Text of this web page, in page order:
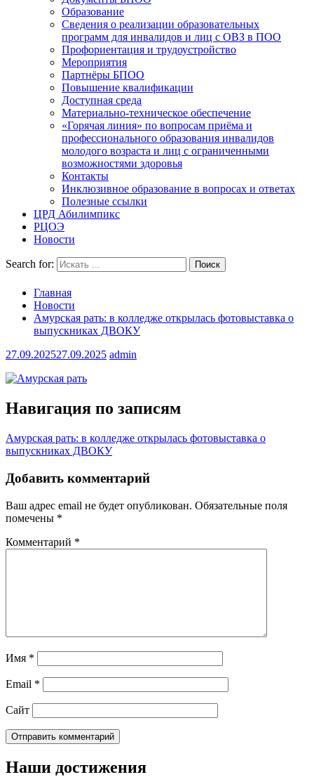
Образование
Сведения о реализации образовательных
программ для инвалидов и лиц с ОВЗ в ПОО
Профориентация и трудоустройство
Мероприятия
Партнёры БПОО
Повышение квалификации
Доступная среда
Материально-техническое обеспечение
«Горячая линия» по вопросам приёма и
профессионального образования инвалидов
молодого возраста и лиц с ограниченными
возможностями здоровья
Контакты
Инклюзивное образование в вопросах и ответах
Полезные ссылки
ЦРД Абилимпикс
РЦОЭ
Новости
Search for:
Главная
Новости
Амурская рать: в колледже открылась фотовыставка о
выпускниках ДВОКУ
27.09.202527.09.2025 admin
Навигация по записям
Амурская рать: в колледже открылась фотовыставка о
выпускниках ДВОКУ
Добавить комментарий
Ваш адрес email не будет опубликован. Обязательные поля
помечены *
Комментарий *
Имя *
Email *
Сайт
Наши достижения